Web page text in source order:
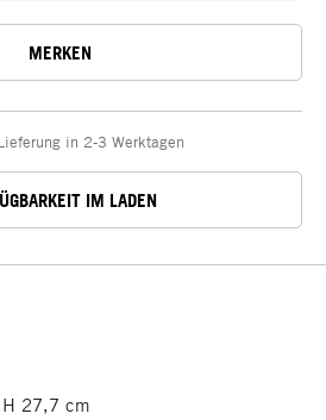
MERKEN
in 2-3 Werktagen
IM LADEN
27,7 cm